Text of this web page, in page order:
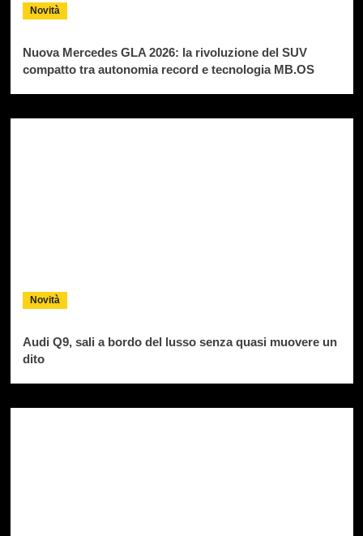
Novità
Nuova Mercedes GLA 2026: la rivoluzione del SUV
compatto tra autonomia record e tecnologia MB.OS
Novità
Audi Q9, sali a bordo del lusso senza quasi muovere un
dito